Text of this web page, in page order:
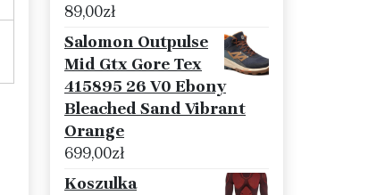
89,00zł
Salomon Outpulse
Mid Gtx Gore Tex
415895 26 V0 Ebony
Bleached Sand Vibrant
Orange
699,00zł
Koszulka